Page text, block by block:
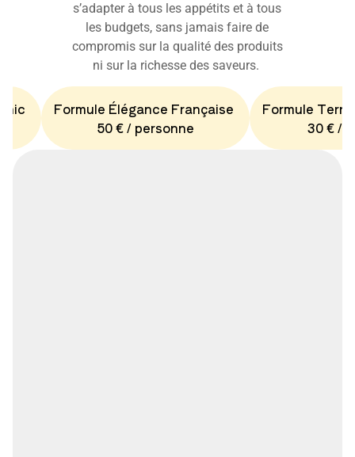
s’adapter à tous les appétits et à tous
les budgets, sans jamais faire de
compromis sur la qualité des produits
ni sur la richesse des saveurs.
Formule Élégance Française
50 € / personne
Formule
30 € /